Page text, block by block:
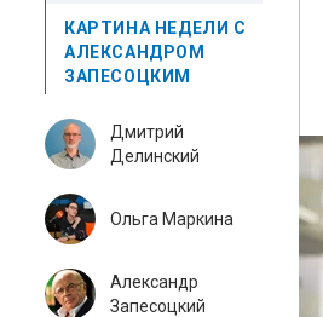
КАРТИНА НЕДЕЛИ С
АЛЕКСАНДРОМ
ЗАПЕСОЦКИМ
Дмитрий
Делинский
Ольга Маркина
Александр
Запесоцкий